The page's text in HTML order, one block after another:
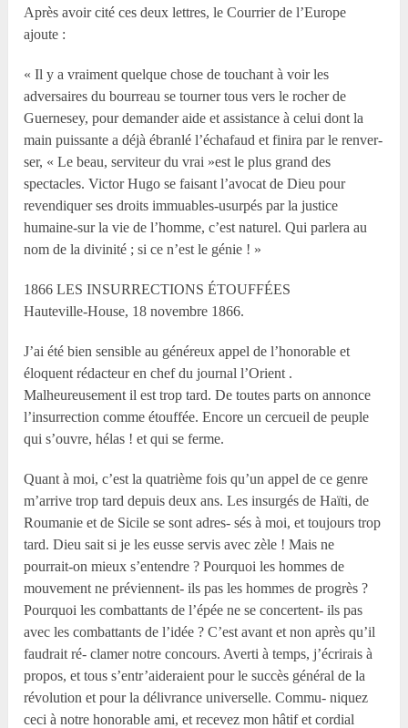
Après avoir cité ces deux lettres, le Courrier de l’Europe
ajoute :
« Il y a vraiment quelque chose de touchant à voir les
adversaires du bourreau se tourner tous vers le rocher de
Guernesey, pour demander aide et assistance à celui dont la
main puissante a déjà ébranlé l’échafaud et finira par le renver-
ser, « Le beau, serviteur du vrai »est le plus grand des
spectacles. Victor Hugo se faisant l’avocat de Dieu pour
revendiquer ses droits immuables-usurpés par la justice
humaine-sur la vie de l’homme, c’est naturel. Qui parlera au
nom de la divinité ; si ce n’est le génie ! »
1866 LES INSURRECTIONS ÉTOUFFÉES
Hauteville-House, 18 novembre 1866.
J’ai été bien sensible au généreux appel de l’honorable et
éloquent rédacteur en chef du journal l’Orient .
Malheureusement il est trop tard. De toutes parts on annonce
l’insurrection comme étouffée. Encore un cercueil de peuple
qui s’ouvre, hélas ! et qui se ferme.
Quant à moi, c’est la quatrième fois qu’un appel de ce genre
m’arrive trop tard depuis deux ans. Les insurgés de Haïti, de
Roumanie et de Sicile se sont adres- sés à moi, et toujours trop
tard. Dieu sait si je les eusse servis avec zèle ! Mais ne
pourrait-on mieux s’entendre ? Pourquoi les hommes de
mouvement ne préviennent- ils pas les hommes de progrès ?
Pourquoi les combattants de l’épée ne se concertent- ils pas
avec les combattants de l’idée ? C’est avant et non après qu’il
faudrait ré- clamer notre concours. Averti à temps, j’écrirais à
propos, et tous s’entr’aideraient pour le succès général de la
révolution et pour la délivrance universelle. Commu- niquez
ceci à notre honorable ami, et recevez mon hâtif et cordial